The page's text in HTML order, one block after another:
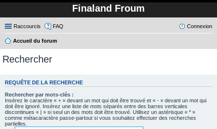
Finaland Froum
Raccourcis FAQ Connexion
Accueil du forum
Rechercher
REQUÊTE DE LA RECHERCHE
Rechercher par mots-clés :
Insérez le caractère « + » devant un mot qui doit être trouvé et « - » devant un mot qui
doit être ignoré. Insérez une liste de mots séparés entre des barres verticales
discontinues « | » si seul un des mots doit être trouvé. Utilisez un astérisque « * »
comme métacaractère passe-partout si vous souhaitez effectuer des recherches
partielles.